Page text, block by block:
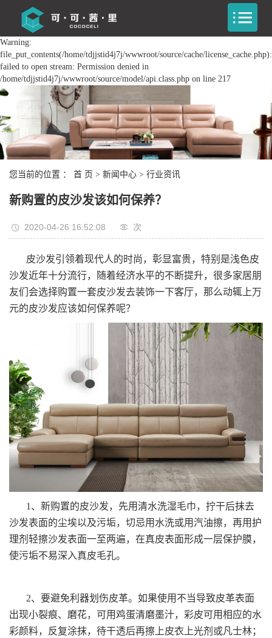
Warning:
file_put_contents(/home/tdjjstid4j7j/wwwroot/source/cache/license_cache.php):
failed to open stream: Permission denied in
/home/tdjjstid4j7j/wwwroot/source/model/api.class.php on line 217
您当前的位置 ： 首 页 > 新闻中心 > 行业资讯
新购置的皮沙发该如何保养？
2020-04-26 16:52:08 次
皮沙发引领着现代人的时尚，彰显富贵，特别是浅色皮
沙发近年十分流行，随着经济水平的不断提升，很多家居朋
友们会选择购置一套皮沙发去装饰一下客厅，那么动辄上万
元的皮沙发应该如何保养呢？
1、新购置的皮沙发，先用清水洗湿毛巾，拧干后抹去
沙发表面的尘埃以及污垢，切忌用水洗或用汽油擦，再用护
理剂轻擦沙发表面一至两遍，在真皮表面形成一层保护膜，
使污垢不易深入真皮毛孔。
2、要避免利器划伤皮革。如果使用不当导致皮革表面
出现小裂痕、磨花，可用鸡蛋清磨墨汁，彩皮可用相应的水
彩颜料，反复涂抹，待干透后再擦上皮衣上光剂或凡士林；